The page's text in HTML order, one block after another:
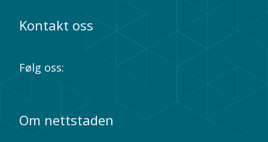
Kontakt oss
Følg oss:
Om nettstaden